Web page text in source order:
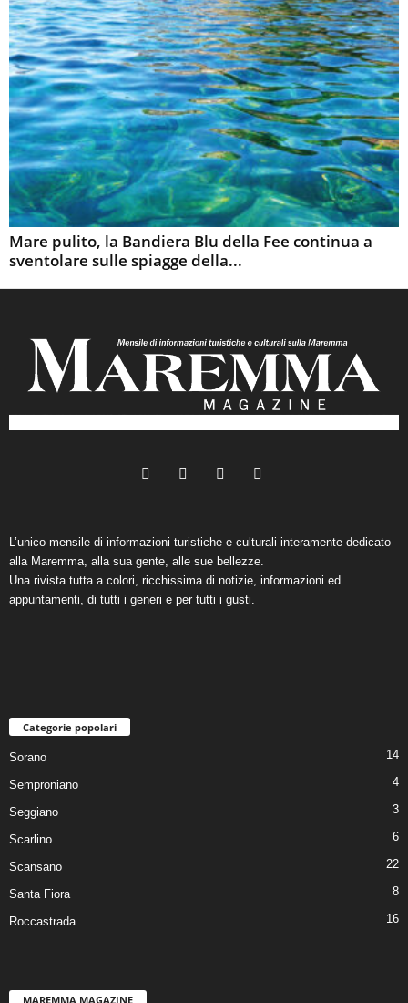
Mare pulito, la Bandiera Blu della Fee continua a
sventolare sulle spiagge della...
L’unico mensile di informazioni turistiche e culturali interamente dedicato
alla Maremma, alla sua gente, alle sue bellezze.
Una rivista tutta a colori, ricchissima di notizie, informazioni ed
appuntamenti, di tutti i generi e per tutti i gusti.
Categorie popolari
Sorano 14
Semproniano 4
Seggiano 3
Scarlino 6
Scansano 22
Santa Fiora 8
Roccastrada 16
MAREMMA MAGAZINE